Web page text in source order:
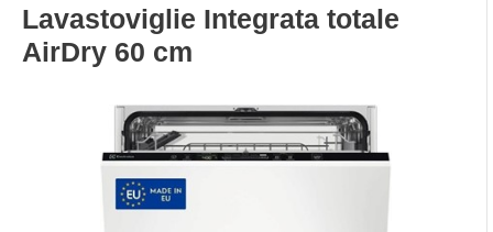
Lavastoviglie Integrata totale
AirDry 60 cm